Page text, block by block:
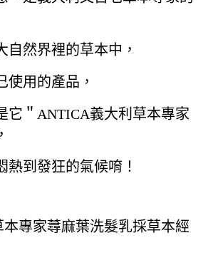
自然界裡的草本中，
使用的產品，
它＂ANTICA義大利草本專家
熱到發狂的氣候唷！
專家蕁麻葉洗髮乳採草本經